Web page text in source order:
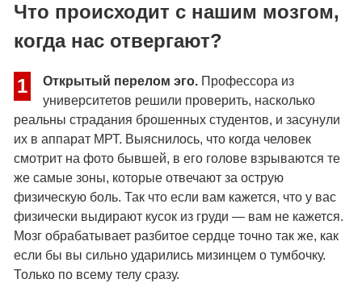
Что происходит с нашим мозгом,
когда нас отвергают?
1 Открытый перелом эго. Профессора из
университетов решили проверить, насколько
реальны страдания брошенных студентов, и засунули
их в аппарат МРТ. Выяснилось, что когда человек
смотрит на фото бывшей, в его голове взрываются те
же самые зоны, которые отвечают за острую
физическую боль. Так что если вам кажется, что у вас
физически выдирают кусок из груди — вам не кажется.
Мозг обрабатывает разбитое сердце точно так же, как
если бы вы сильно ударились мизинцем о тумбочку.
Только по всему телу сразу.